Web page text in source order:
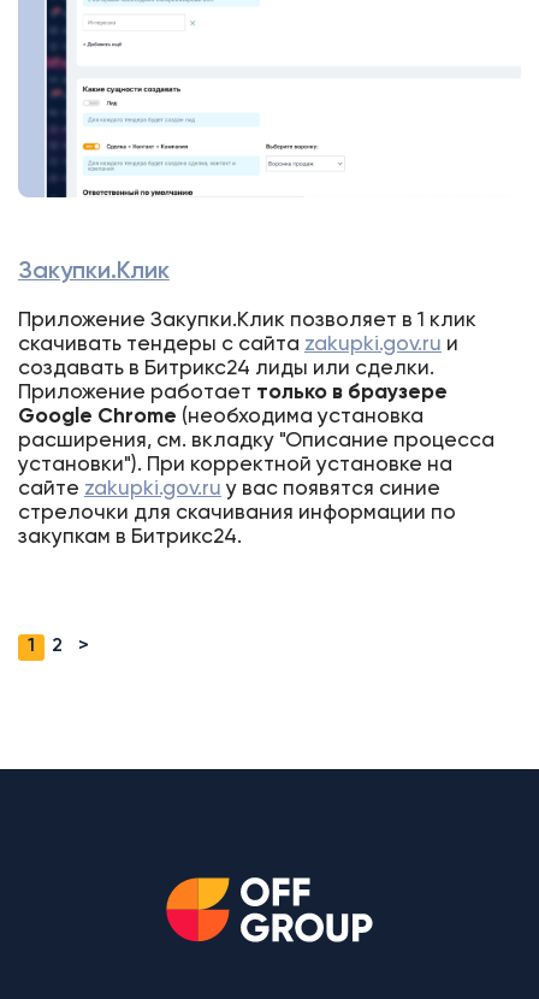
Закупки.Клик
Приложение Закупки.Клик позволяет в 1 клик
скачивать тендеры с сайта zakupki.gov.ru и
создавать в Битрикс24 лиды или сделки.
Приложение работает только в браузере
Google Chrome (необходима установка
расширения, см. вкладку "Описание процесса
установки"). При корректной установке на
сайте zakupki.gov.ru у вас появятся синие
стрелочки для скачивания информации по
закупкам в Битрикс24.
1 2 >